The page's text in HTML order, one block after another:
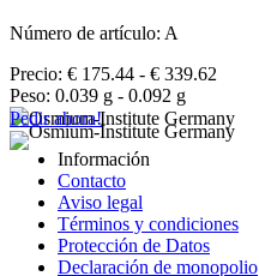
Número de artículo: A
Precio: € 175.44 - € 339.62
Peso: 0.039 g - 0.092 g
Pedir ahora!
Información
Contacto
Aviso legal
Términos y condiciones
Protección de Datos
Declaración de monopolio